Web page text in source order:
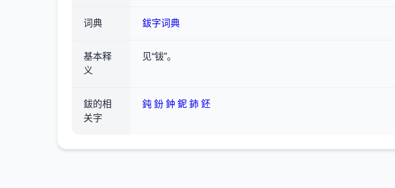
词典 鈸字词典
基本释
义
见“钹”。
鈸的相
关字
鈍 鈖 鈡 鈮 鈰 鉟